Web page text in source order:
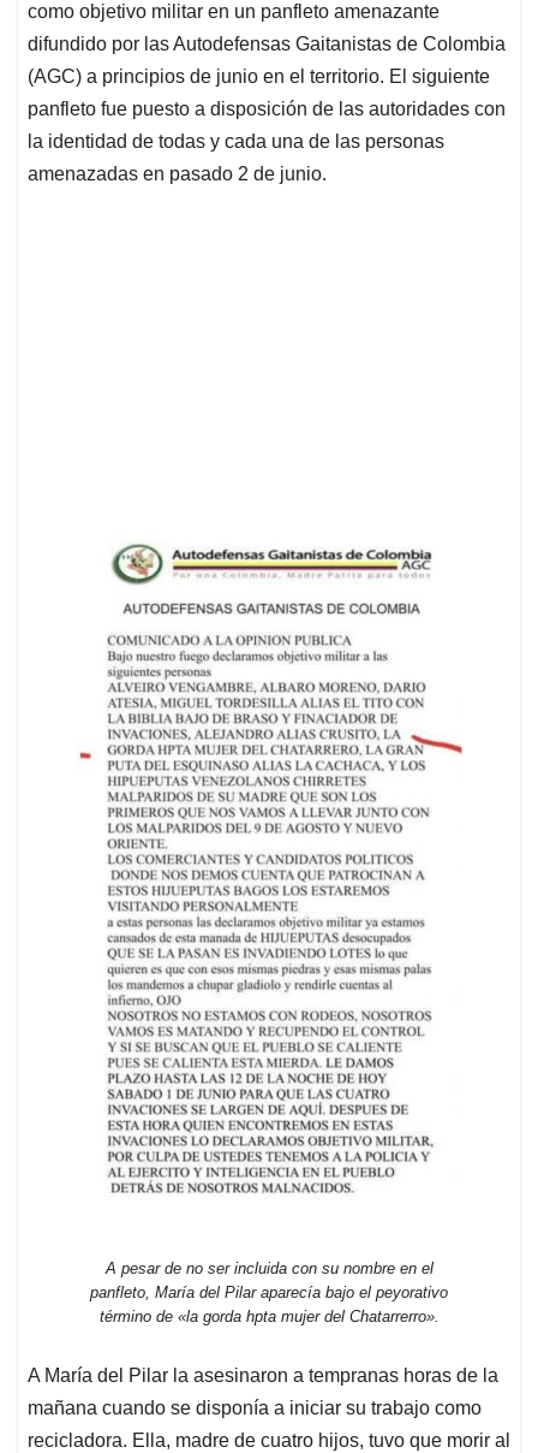
como objetivo militar en un panfleto amenazante
difundido por las Autodefensas Gaitanistas de Colombia
(AGC) a principios de junio en el territorio. El siguiente
panfleto fue puesto a disposición de las autoridades con
la identidad de todas y cada una de las personas
amenazadas en pasado 2 de junio.
A pesar de no ser incluida con su nombre en el
panfleto, María del Pilar aparecía bajo el peyorativo
término de «la gorda hpta mujer del Chatarrerro».
A María del Pilar la asesinaron a tempranas horas de la
mañana cuando se disponía a iniciar su trabajo como
recicladora. Ella, madre de cuatro hijos, tuvo que morir al